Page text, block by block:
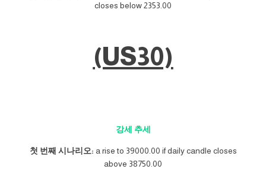
closes below 2353.00
(US30)
강세 추세
첫 번째 시나리오: a rise to 39000.00 if daily candle closes
above 38750.00